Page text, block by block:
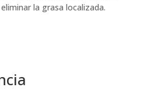
la grasa localizada.